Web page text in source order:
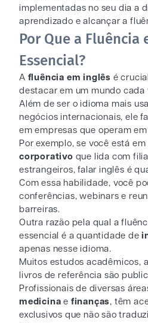
implementadas no seu dia a
aprendizado e alcançar a
Por Que a Fluência
Essencial?
A fluência em inglês é
destacar em um mundo cada
Além de ser o idioma mais
negócios internacionais, ele
em empresas que operam
Por exemplo, se você está em
corporativo que lida com
estrangeiros, falar inglês é
Com essa habilidade, você
conferências, webinars e
barreiras.
Outra razão pela qual a
essencial é a quantidade de
apenas nesse idioma.
Muitos estudos acadêmicos,
livros de referência são
Profissionais de diversas
medicina e finanças, têm
exclusivos que não são